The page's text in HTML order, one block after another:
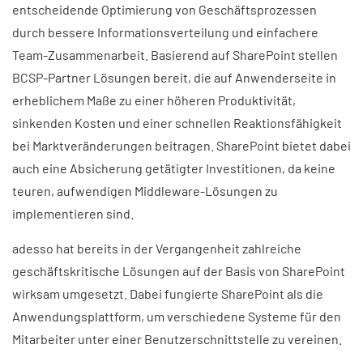
entscheidende Optimierung von Geschäftsprozessen
durch bessere Informationsverteilung und einfachere
Team-Zusammenarbeit. Basierend auf SharePoint stellen
BCSP-Partner Lösungen bereit, die auf Anwenderseite in
erheblichem Maße zu einer höheren Produktivität,
sinkenden Kosten und einer schnellen Reaktionsfähigkeit
bei Marktveränderungen beitragen. SharePoint bietet dabei
auch eine Absicherung getätigter Investitionen, da keine
teuren, aufwendigen Middleware-Lösungen zu
implementieren sind.
adesso hat bereits in der Vergangenheit zahlreiche
geschäftskritische Lösungen auf der Basis von SharePoint
wirksam umgesetzt. Dabei fungierte SharePoint als die
Anwendungsplattform, um verschiedene Systeme für den
Mitarbeiter unter einer Benutzerschnittstelle zu vereinen.